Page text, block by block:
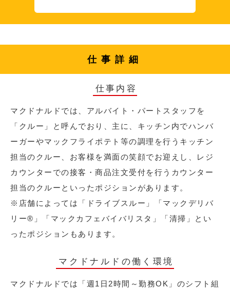
仕事詳細
仕事内容
マクドナルドでは、アルバイト・パートスタッフを
「クルー」と呼んでおり、主に、キッチン内でハンバ
ーガーやマックフライポテト等の調理を行うキッチン
担当のクルー、お客様を満面の笑顔でお迎えし、レジ
カウンターでの接客・商品注文受付を行うカウンター
担当のクルーといったポジションがあります。
※店舗によっては「ドライブスルー」「マックデリバ
リー®︎」「マックカフェバイバリスタ」「清掃」とい
ったポジションもあります。
マクドナルドの働く環境
マクドナルドでは「週1日2時間～勤務OK」のシフト組